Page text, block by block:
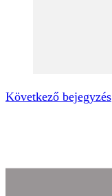
Következő bejegyzés